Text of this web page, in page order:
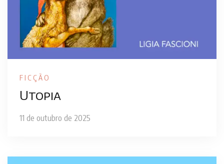
FICÇÃO
Utopia
11 de outubro de 2025